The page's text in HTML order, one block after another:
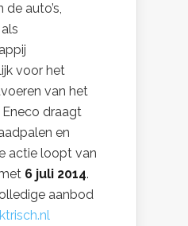
auto’s,
voor het
van het
draagt
en
actie loopt van
6 juli 2014.
aanbod